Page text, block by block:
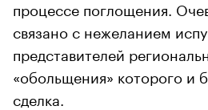
процессе поглощения.
связано с нежеланием
представителей
«обольщения» которого и
сделка.